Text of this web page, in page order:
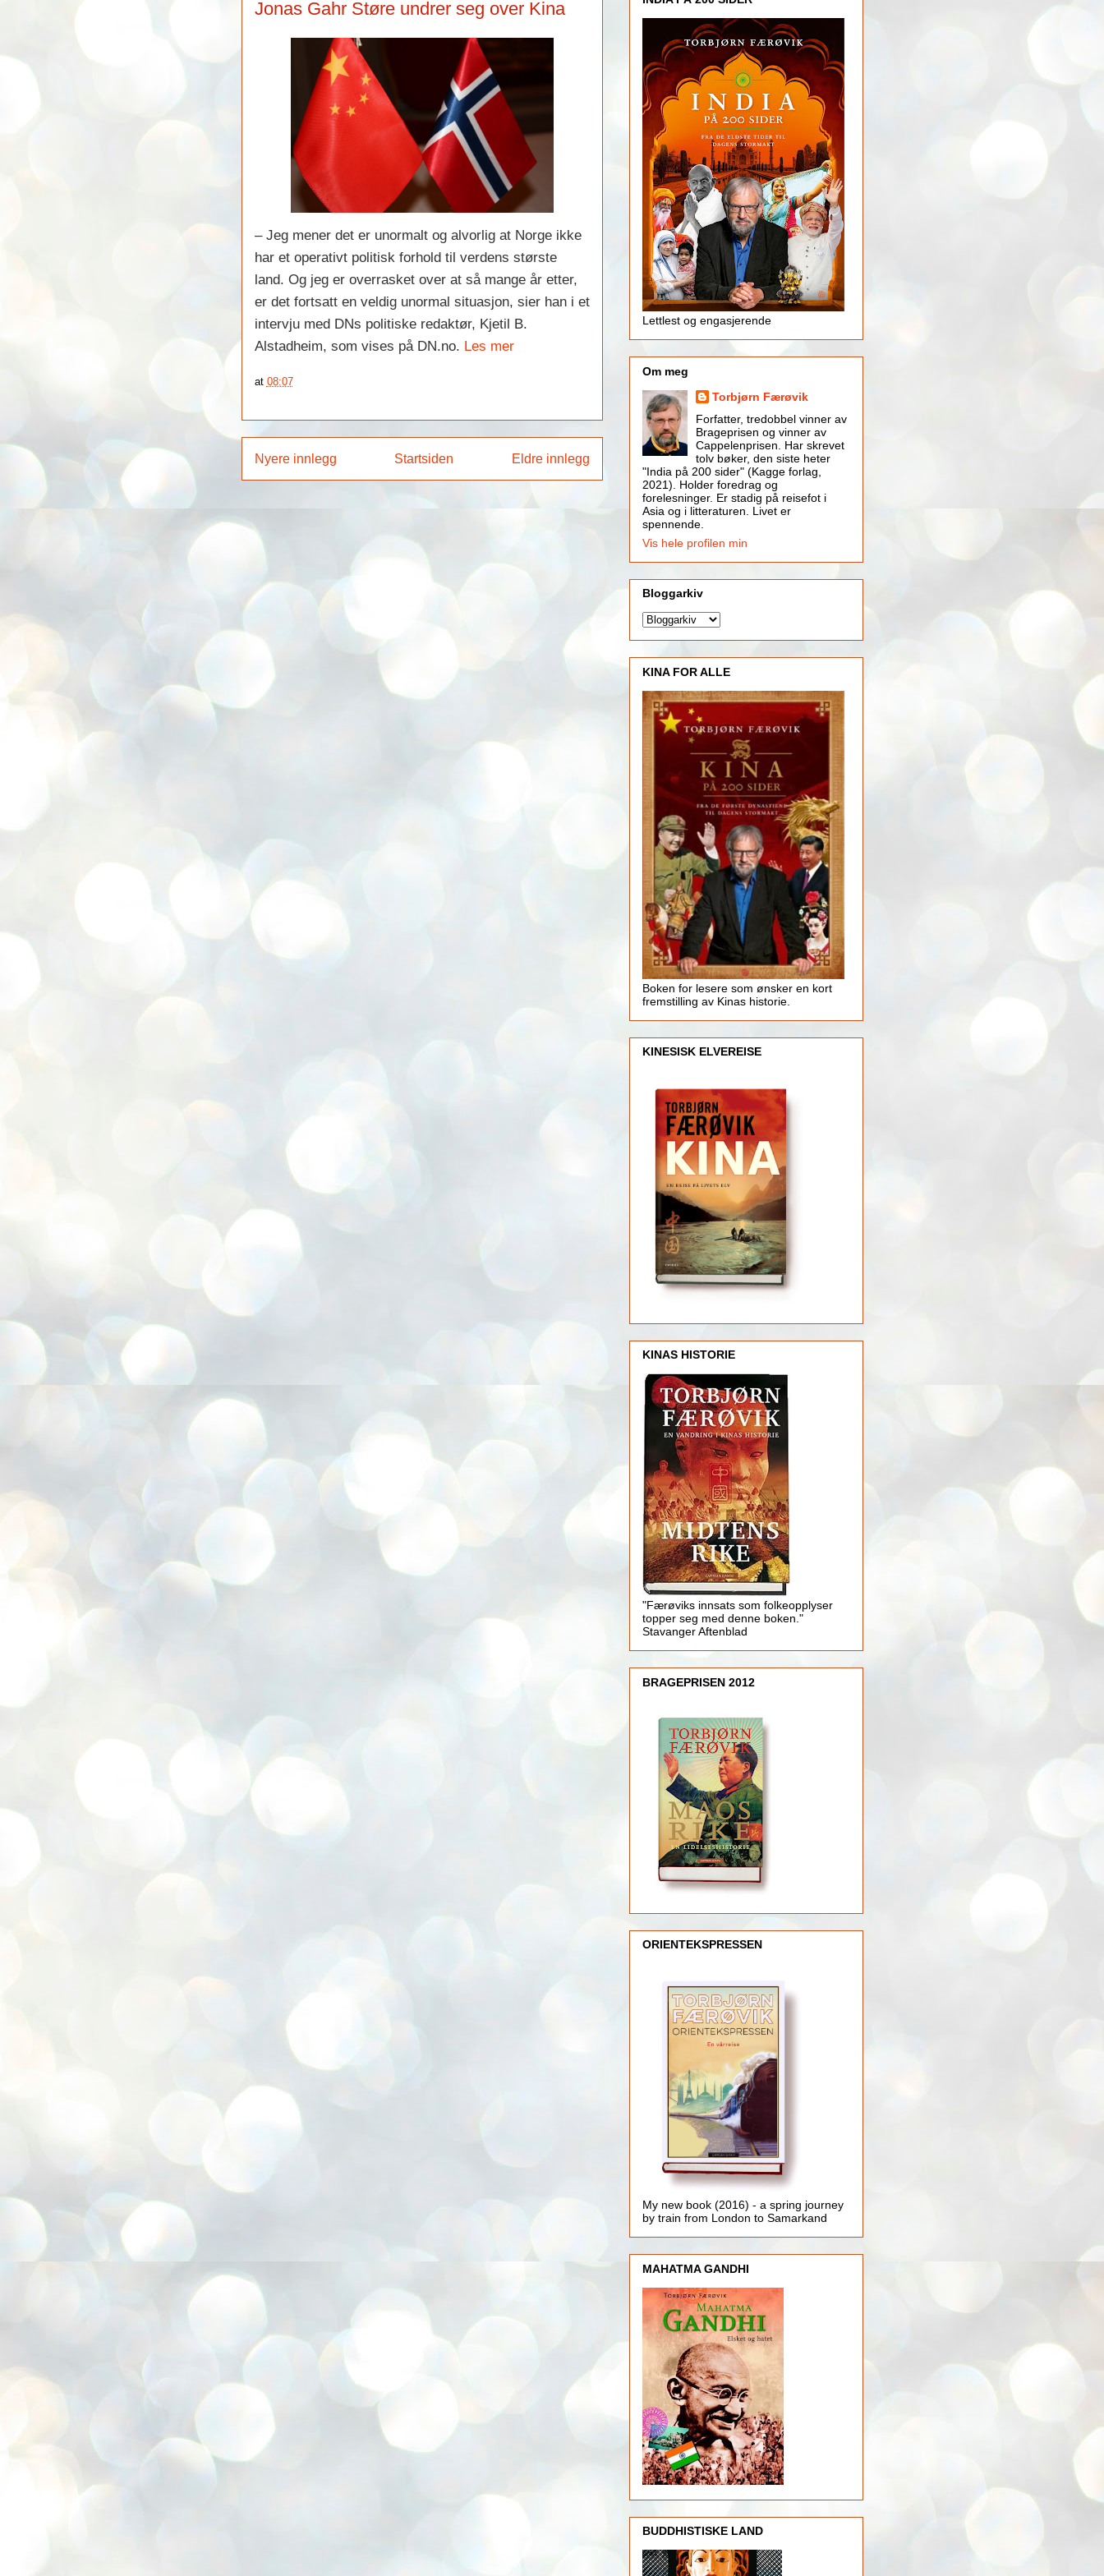
Jonas Gahr Støre undrer seg over Kina
– Jeg mener det er unormalt og alvorlig at Norge ikke
har et operativt politisk forhold til verdens største
land. Og jeg er overrasket over at så mange år etter,
er det fortsatt en veldig unormal situasjon, sier han i et
intervju med DNs politiske redaktør, Kjetil B.
Alstadheim, som vises på DN.no. Les mer
at 08:07
Nyere innlegg Eldre innlegg
Startsiden
Lettlest og engasjerende
Om meg
Torbjørn Færøvik
Forfatter, tredobbel vinner av
Brageprisen og vinner av
Cappelenprisen. Har skrevet
tolv bøker, den siste heter
"India på 200 sider" (Kagge forlag,
2021). Holder foredrag og
forelesninger. Er stadig på reisefot i
Asia og i litteraturen. Livet er
spennende.
Vis hele profilen min
Bloggarkiv
KINA FOR ALLE
Boken for lesere som ønsker en kort
fremstilling av Kinas historie.
KINESISK ELVEREISE
KINAS HISTORIE
"Færøviks innsats som folkeopplyser
topper seg med denne boken."
Stavanger Aftenblad
BRAGEPRISEN 2012
ORIENTEKSPRESSEN
My new book (2016) - a spring journey
by train from London to Samarkand
MAHATMA GANDHI
BUDDHISTISKE LAND